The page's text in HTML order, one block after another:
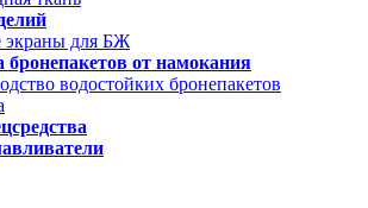
экраны для БЖ
бронепакетов от намокания
водостойких бронепакетов